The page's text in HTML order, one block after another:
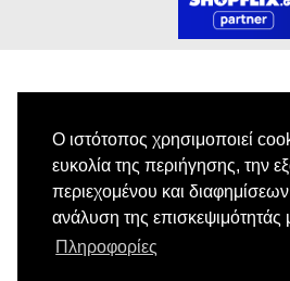
Ο ιστότοπος χρησιμοποιεί
ευκολία της περιήγησης, την
περιεχομένου και διαφημίσεων
ανάλυση της επισκεψιμότητάς
Πληροφορίες
Εγγραφή στο
Κάνε εγγραφή στο
λαμβάνεις